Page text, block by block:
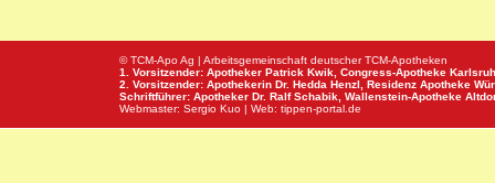
© TCM-Apo Ag | Arbeitsgemeinschaft deutscher TCM-Apotheken
1. Vorsitzender: Apotheker Patrick Kwik, Congress-Apotheke
2. Vorsitzender: Apothekerin Dr. Hedda Henzl, Residenz Apotheke
Schriftführer: Apotheker Dr. Ralf Schabik, Wallenstein-Apotheke
Webmaster: Sergio Kuo | Web: tippen-portal.de